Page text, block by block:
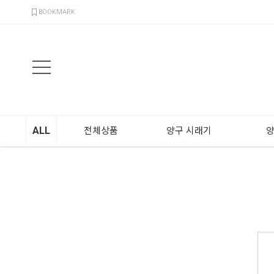
BOOKMARK
ALL 전체상품 양구 시래기